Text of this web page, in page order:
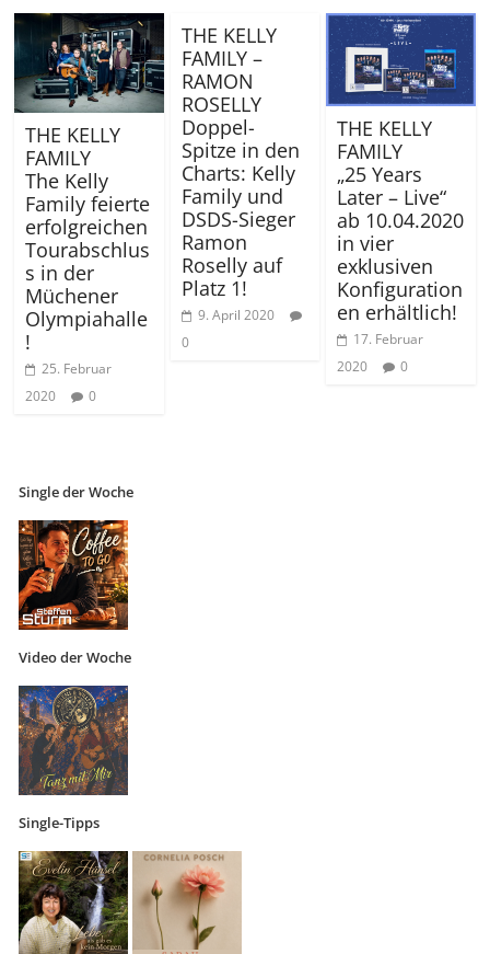
THE KELLY
FAMILY
The Kelly
Family feierte
erfolgreichen
Tourabschlus
s in der
Müchener
Olympiahalle
!
25. Februar
2020
0
THE KELLY
FAMILY –
RAMON
ROSELLY
Doppel-
Spitze in den
Charts: Kelly
Family und
DSDS-Sieger
Ramon
Roselly auf
Platz 1!
9. April 2020
0
THE KELLY
FAMILY
„25 Years
Later – Live“
ab 10.04.2020
in vier
exklusiven
Konfiguration
en erhältlich!
17. Februar
2020
0
Single der Woche
Video der Woche
Single-Tipps